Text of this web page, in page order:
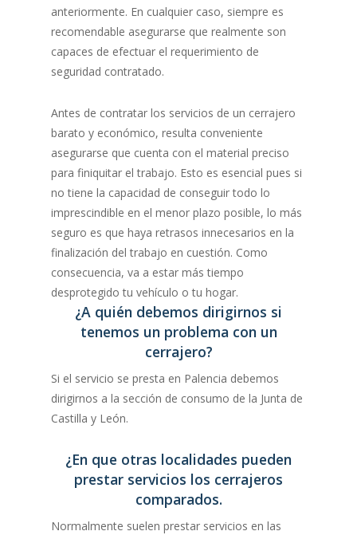
anteriormente. En cualquier caso, siempre es
recomendable asegurarse que realmente son
capaces de efectuar el requerimiento de
seguridad contratado.
Antes de contratar los servicios de un cerrajero
barato y económico, resulta conveniente
asegurarse que cuenta con el material preciso
para finiquitar el trabajo. Esto es esencial pues si
no tiene la capacidad de conseguir todo lo
imprescindible en el menor plazo posible, lo más
seguro es que haya retrasos innecesarios en la
finalización del trabajo en cuestión. Como
consecuencia, va a estar más tiempo
desprotegido tu vehículo o tu hogar.
¿A quién debemos dirigirnos si
tenemos un problema con un
cerrajero?
Si el servicio se presta en Palencia debemos
dirigirnos a la sección de consumo de la Junta de
Castilla y León.
¿En que otras localidades pueden
prestar servicios los cerrajeros
comparados.
Normalmente suelen prestar servicios en las